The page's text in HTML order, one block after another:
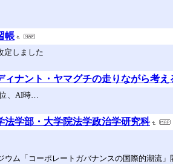
帳
定しました
ィナント・ヤマグチの走りながら考
、AI時…
法学部・大学院法学政治学研究科
ウム「コーポレートガバナンスの国際的潮流」